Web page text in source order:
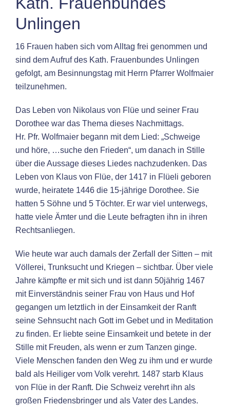
Unlingen
16 Frauen haben sich vom Alltag frei genommen und
sind dem Aufruf des Kath. Frauenbundes Unlingen
gefolgt, am Besinnungstag mit Herrn Pfarrer Wolfmaier
teilzunehmen.
Das Leben von Nikolaus von Flüe und seiner Frau
Dorothee war das Thema dieses Nachmittags.
Hr. Pfr. Wolfmaier begann mit dem Lied: „Schweige
und höre, …suche den Frieden“, um danach in Stille
über die Aussage dieses Liedes nachzudenken. Das
Leben von Klaus von Flüe, der 1417 in Flüeli geboren
wurde, heiratete 1446 die 15-jährige Dorothee. Sie
hatten 5 Söhne und 5 Töchter. Er war viel unterwegs,
hatte viele Ämter und die Leute befragten ihn in ihren
Rechtsanliegen.
Wie heute war auch damals der Zerfall der Sitten – mit
Völlerei, Trunksucht und Kriegen – sichtbar. Über viele
Jahre kämpfte er mit sich und ist dann 50jährig 1467
mit Einverständnis seiner Frau von Haus und Hof
gegangen um letztlich in der Einsamkeit der Ranft
seine Sehnsucht nach Gott im Gebet und in Meditation
zu finden. Er liebte seine Einsamkeit und betete in der
Stille mit Freuden, als wenn er zum Tanzen ginge.
Viele Menschen fanden den Weg zu ihm und er wurde
bald als Heiliger vom Volk verehrt. 1487 starb Klaus
von Flüe in der Ranft. Die Schweiz verehrt ihn als
großen Friedensbringer und als Vater des Landes.